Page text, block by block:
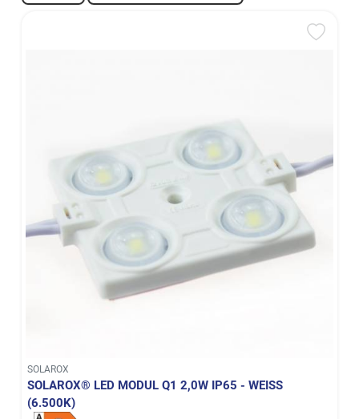
SOLAROX
SOLAROX® LED MODUL Q1 2,0W IP65 - WEISS (
6.500K)